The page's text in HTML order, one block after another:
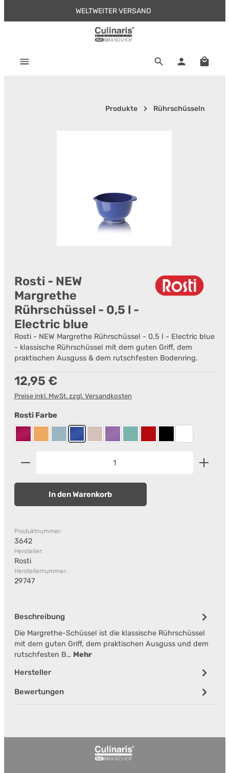
Zum Hauptinhalt springenWELTWEITER VERSAND
Produkte Rührschüsseln
Rosti - NEW
Margrethe
Rührschüssel - 0,5 l -
Electric blue
Rosti - NEW Margrethe Rührschüssel - 0,5 l - Electric blue
- klassische Rührschüssel mit dem guten Griff, dem
praktischen Ausguss & dem rutschfesten Bodenring.
Regulärer Preis:
12,95 €
Preise inkl. MwSt. zzgl. Versandkosten
Rosti Farbeauswählen
Beetroot
CurryDusty BlueElectric blue
HumusLavenderNordic Green
Rot Schwarz
Weiß
Produkt Anzahl: Gib den gewünschten Wert ein
In den Warenkorb
Produktnummer:
3642
Hersteller:
Rosti
Herstellernummer:
29747
Beschreibung
Die Margrethe-Schüssel ist die klassische Rührschüssel
mit dem guten Griff, dem praktischen Ausguss und dem
rutschfesten B… Mehr
Hersteller
Bewertungen